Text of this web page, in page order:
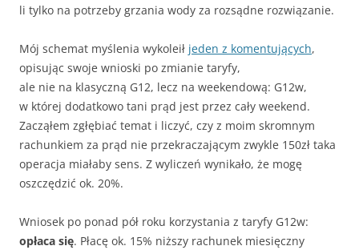
li tylko na potrzeby grzania wody za rozsądne rozwiązanie.
Mój schemat myślenia wykoleił jeden z komentujących,
opisując swoje wnioski po zmianie taryfy,
ale nie na klasyczną G12, lecz na weekendową: G12w,
w której dodatkowo tani prąd jest przez cały weekend.
Zacząłem zgłębiać temat i liczyć, czy z moim skromnym
rachunkiem za prąd nie przekraczającym zwykle 150zł taka
operacja miałaby sens. Z wyliczeń wynikało, że mogę
oszczędzić ok. 20%.
Wniosek po ponad pół roku korzystania z taryfy G12w:
opłaca się. Płacę ok. 15% niższy rachunek miesięczny